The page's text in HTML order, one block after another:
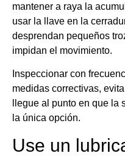
mantener a raya la
usar la llave en la
desprendan pequeños
impidan el movimiento.
Inspeccionar con
medidas correctivas,
llegue al punto en que la
la única opción.
Use un